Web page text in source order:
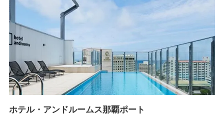
ホテル・アンドルームス那覇ポート